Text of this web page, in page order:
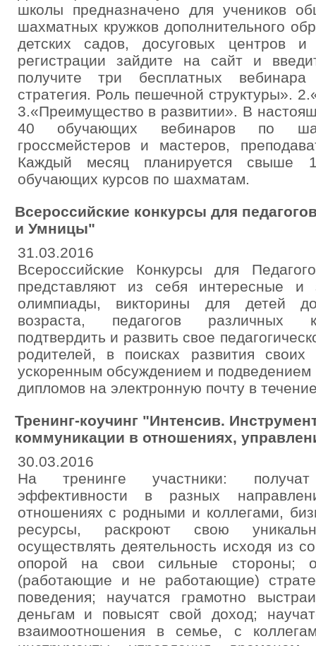
школы предназначено для учеников
шахматных кружков дополнительного
детских садов, досуговых центров
регистрации зайдите на сайт и
получите три бесплатных
стратегия. Роль пешечной структуры».
3.«Преимущество в развитии». В
40 обучающих вебинаров по
гроссмейстеров и мастеров,
Каждый месяц планируется свыше
обучающих курсов по шахматам.
Всероссийские конкурсы для
и Умницы"
31.03.2016
Всероссийские Конкурсы для
представляют из себя интересные и
олимпиады, викторины для детей
возраста, педагогов различных
подтвердить и развить свое
родителей, в поисках развития
ускоренным обсуждением и подведением
дипломов на электронную почту в
Тренинг-коучинг "Интенсив.
коммуникации в отношениях,
30.03.2016
На тренинге участники:
эффективности в разных
отношениях с родными и коллегами,
ресурсы, раскроют свою
осуществлять деятельность исходя из
опорой на свои сильные стороны;
(работающие и не работающие)
поведения; научатся грамотно
деньгам и повысят свой доход;
взаимоотношения в семье, c